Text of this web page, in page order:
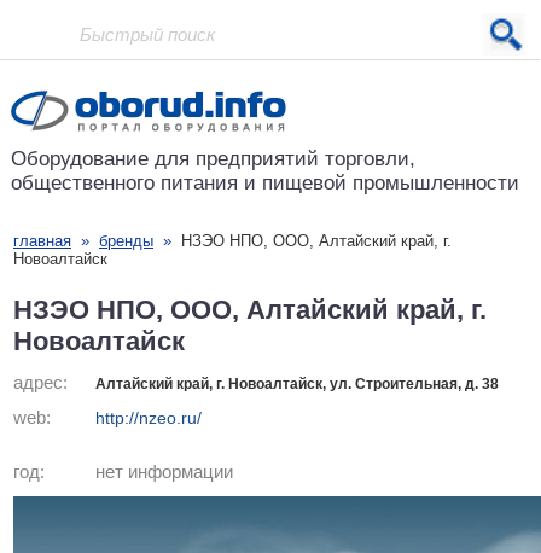
Проект основан в 2001 году
Оборудование для предприятий торговли,
общественного питания и пищевой промышленности
главная » бренды »
НЗЭО НПО, ООО, Алтайский край, г.
Новоалтайск
НЗЭО НПО, ООО, Алтайский край, г.
Новоалтайск
адрес: Алтайский край, г. Новоалтайск, ул. Строительная, д. 38
web: http://nzeo.ru/
год: нет информации